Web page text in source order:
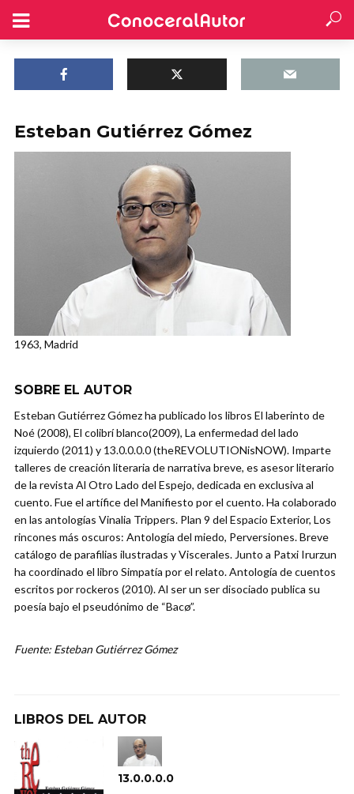
Esteban Gutiérrez Gómez
1963, Madrid
SOBRE EL AUTOR
Esteban Gutiérrez Gómez ha publicado los libros El laberinto de
Noé (2008), El colibrí blanco(2009), La enfermedad del lado
izquierdo (2011) y 13.0.0.0.0 (theREVOLUTIONisNOW). Imparte
talleres de creación literaria de narrativa breve, es asesor literario
de la revista Al Otro Lado del Espejo, dedicada en exclusiva al
cuento. Fue el artífice del Manifiesto por el cuento. Ha colaborado
en las antologías Vinalia Trippers. Plan 9 del Espacio Exterior, Los
rincones más oscuros: Antología del miedo, Perversiones. Breve
catálogo de parafilias ilustradas y Viscerales. Junto a Patxi Irurzun
ha coordinado el libro Simpatía por el relato. Antología de cuentos
escritos por rockeros (2010). Al ser un ser disociado publica su
poesía bajo el pseudónimo de “Bacø”.
Fuente: Esteban Gutiérrez Gómez
LIBROS DEL AUTOR
13.0.0.0.0